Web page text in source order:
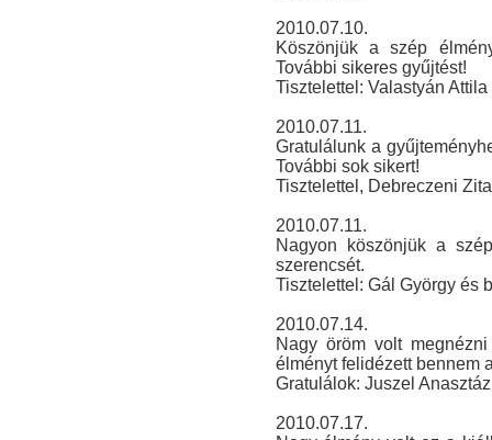
2010.07.10.
Köszönjük a szép
További sikeres gyűjtést!
Tisztelettel: Valastyán
2010.07.11.
Gratulálunk a
További sok sikert!
Tisztelettel, Debreczeni
2010.07.11.
Nagyon köszönjük a
szerencsét.
Tisztelettel: Gál György és
2010.07.14.
Nagy öröm volt
élményt felidézett bennem
Gratulálok: Juszel
2010.07.17.